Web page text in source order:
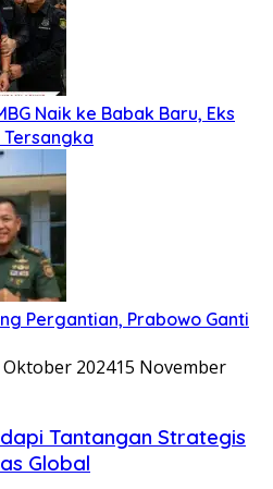
Naik ke Babak Baru, Eks
Tersangka
Pergantian, Prabowo Ganti
Oktober 202415 November
Tantangan Strategis
Global